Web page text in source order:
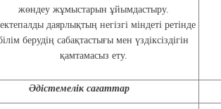
жөндеу жұмыстарын ұйымдастыру.
даярлықтың негізгі міндеті ретінде
берудің сабақтастығы мен үздіксіздігін
қамтамасыз ету.
Әдістемелік сағаттар